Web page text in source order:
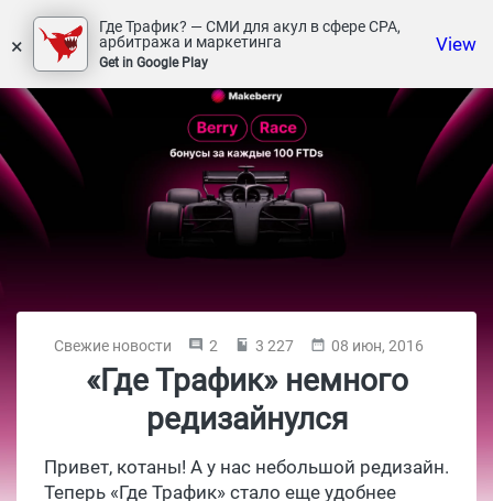
×
Где Трафик? — СМИ для акул в сфере СРА,
арбитража и маркетинга
Get in Google Play
View
Свежие новости 2 3 227 08 июн, 2016
«Где Трафик» немного
редизайнулся
Привет, котаны! А у нас небольшой редизайн.
Теперь «Где Трафик» стало еще удобнее